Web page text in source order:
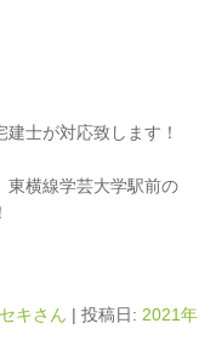
士が対応致します！
東横線学芸大学駅前の
キさん | 投稿日: 2021年